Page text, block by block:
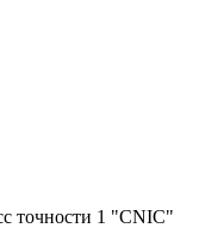
точности 1 "CNIC"